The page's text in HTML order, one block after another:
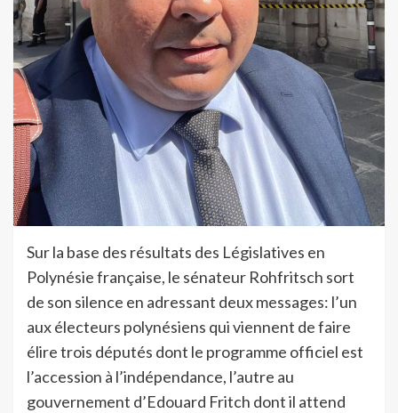
Sur la base des résultats des Législatives en
Polynésie française, le sénateur Rohfritsch sort
de son silence en adressant deux messages: l’un
aux électeurs polynésiens qui viennent de faire
élire trois députés dont le programme officiel est
l’accession à l’indépendance, l’autre au
gouvernement d’Edouard Fritch dont il attend